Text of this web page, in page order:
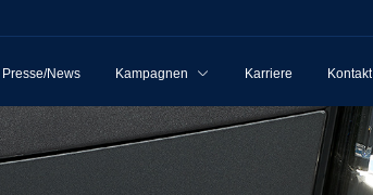
Presse/News Kampagnen Karriere Kontakt